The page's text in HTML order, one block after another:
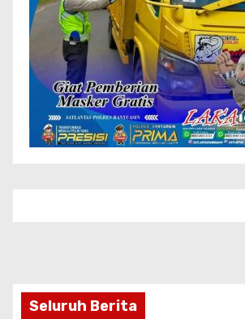
Seluruh Berita